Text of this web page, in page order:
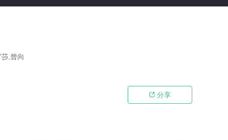
,曾向
 分享